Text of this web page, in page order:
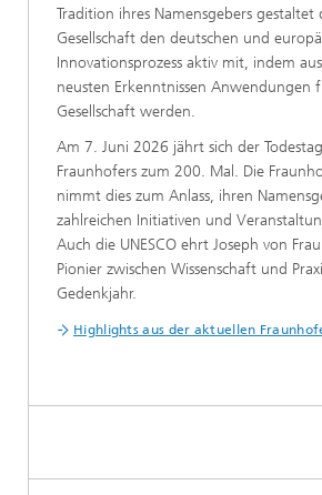
Tradition ihres Namensgebers gestaltet
Gesellschaft den deutschen und
Innovationsprozess aktiv mit, indem
neusten Erkenntnissen Anwendungen
Gesellschaft werden.
Am 7. Juni 2026 jährt sich der
Fraunhofers zum 200. Mal. Die
nimmt dies zum Anlass, ihren
zahlreichen Initiativen und
Auch die UNESCO ehrt Joseph von
Pionier zwischen Wissenschaft und
Gedenkjahr.
Highlights aus der aktuellen